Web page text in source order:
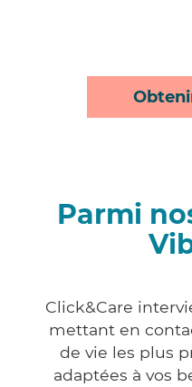
Parmi
Click&Care
mettant en
de vie les plus
adaptées à vos